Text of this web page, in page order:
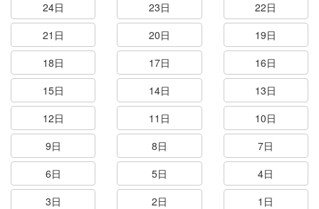
24日
23日
22日
21日
20日
19日
18日
17日
16日
15日
14日
13日
12日
11日
10日
9日
8日
7日
6日
5日
4日
3日
2日 1日